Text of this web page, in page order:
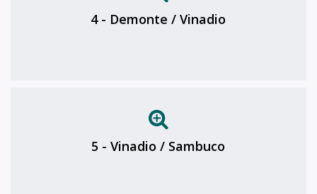
4 - Demonte / Vinadio
5 - Vinadio / Sambuco